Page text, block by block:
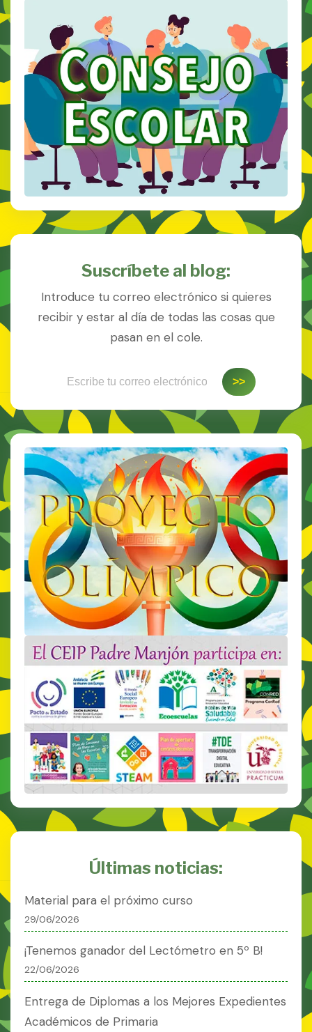
Suscríbete al blog:
Introduce tu correo electrónico si quieres
recibir y estar al día de todas las cosas que
pasan en el cole.
>>
Últimas noticias:
Material para el próximo curso
29/06/2026
¡Tenemos ganador del Lectómetro en 5º B!
22/06/2026
Entrega de Diplomas a los Mejores Expedientes
Académicos de Primaria